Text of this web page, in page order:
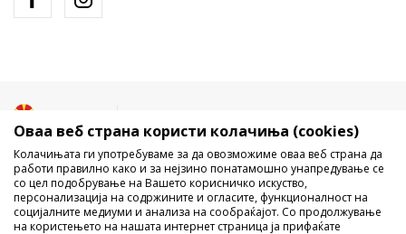
Оваа веб страна користи колачиња (cookies)
Колачињата ги употребуваме за да овозможиме оваа веб страна да
работи правилно како и за нејзино понатамошно унапредување се
со цел подобрување на Вашето корисничко искуство,
персонализација на содржините и огласите, функционалност на
социјалните медиуми и анализа на сообраќајот. Со продолжување
на користењето на нашата интернет страница ја прифаќате